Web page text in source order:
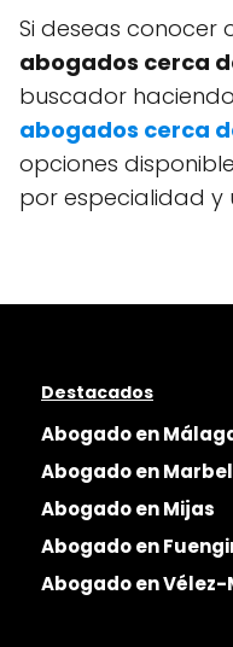
Si deseas conocer
abogados cerca
buscador
abogados cerca
opciones
por especialidad y
Destacados
Abogado en
Abogado en
Abogado en Mijas
Abogado en
Abogado en